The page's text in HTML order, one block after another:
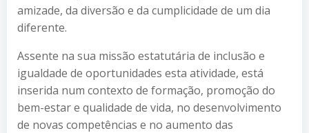
amizade, da diversão e da cumplicidade de um dia
diferente.
Assente na sua missão estatutária de inclusão e
igualdade de oportunidades esta atividade, está
inserida num contexto de formação, promoção do
bem-estar e qualidade de vida, no desenvolvimento
de novas competências e no aumento das